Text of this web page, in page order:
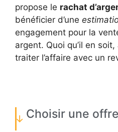
propose le rachat
bénéficier d’une
engagement pour la
argent. Quoi qu’il en
traiter l’affaire avec un
Choisir une